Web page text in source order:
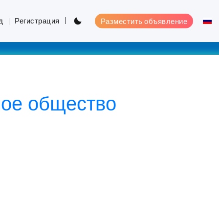
Регистрация Разместить объявление
общество